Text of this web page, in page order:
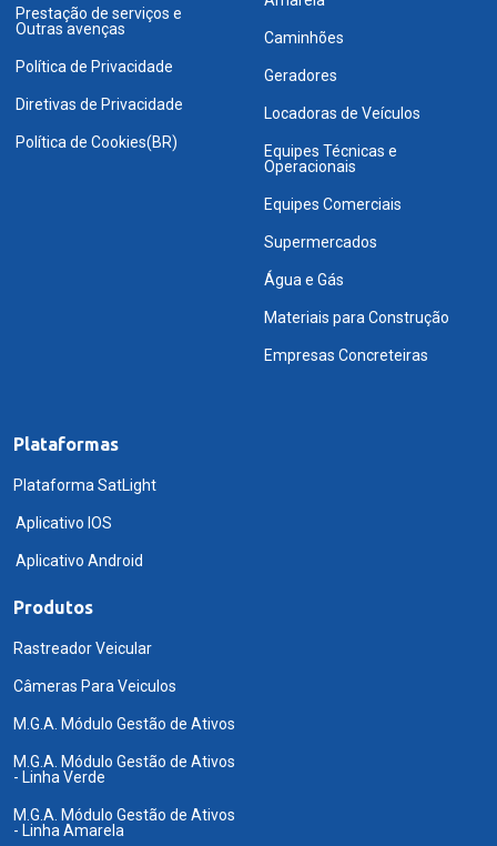
Prestação de serviços e
Outras avenças
Política de Privacidade
Diretivas de Privacidade
Política de Cookies(BR)
Caminhões
Geradores
Locadoras de Veículos
Equipes Técnicas e
Operacionais
Equipes Comerciais
Supermercados
Água e Gás
Materiais para Construção
Empresas Concreteiras
Plataformas
Plataforma SatLight
Aplicativo IOS
Aplicativo Android
Produtos
Rastreador Veicular
Câmeras Para Veiculos
M.G.A. Módulo Gestão de Ativos
M.G.A. Módulo Gestão de Ativos
- Linha Verde
M.G.A. Módulo Gestão de Ativos
- Linha Amarela